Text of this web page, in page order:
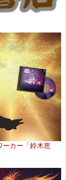
ーカー「鈴木恵